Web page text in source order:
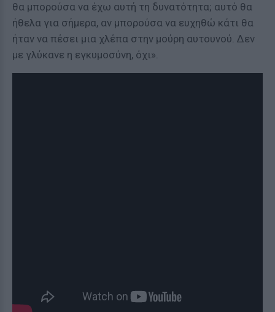
θα μπορούσα να έχω αυτή τη δυνατότητα; αυτό θα
ήθελα για σήμερα, αν μπορούσα να ευχηθώ κάτι θα
ήταν να πέσει μια χλέπα στην μούρη αυτουνού. Δεν
με γλύκανε η εγκυμοσύνη, όχι».